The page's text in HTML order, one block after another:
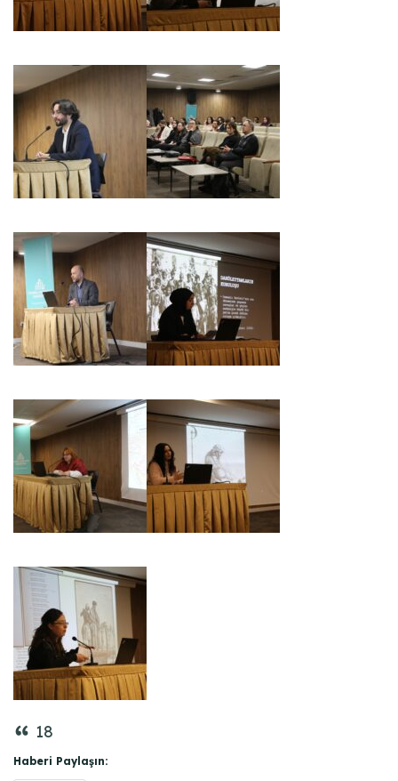
18
Haberi Paylaşın: